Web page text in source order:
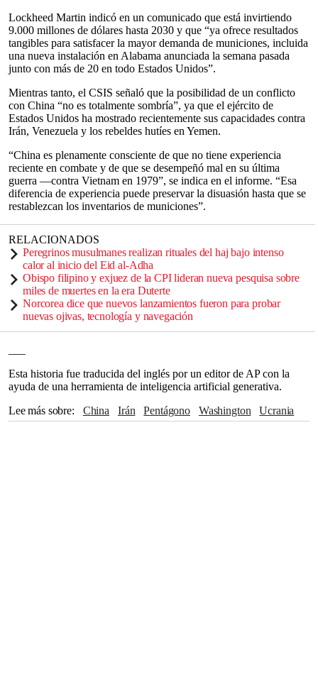
Lockheed Martin indicó en un comunicado que está invirtiendo
9.000 millones de dólares hasta 2030 y que “ya ofrece resultados
tangibles para satisfacer la mayor demanda de municiones, incluida
una nueva instalación en Alabama anunciada la semana pasada
junto con más de 20 en todo Estados Unidos”.
Mientras tanto, el CSIS señaló que la posibilidad de un conflicto
con China “no es totalmente sombría”, ya que el ejército de
Estados Unidos ha mostrado recientemente sus capacidades contra
Irán, Venezuela y los rebeldes hutíes en Yemen.
“China es plenamente consciente de que no tiene experiencia
reciente en combate y de que se desempeñó mal en su última
guerra —contra Vietnam en 1979”, se indica en el informe. “Esa
diferencia de experiencia puede preservar la disuasión hasta que se
restablezcan los inventarios de municiones”.
RELACIONADOS
Peregrinos musulmanes realizan rituales del haj bajo intenso
calor al inicio del Eid al-Adha
Obispo filipino y exjuez de la CPI lideran nueva pesquisa sobre
miles de muertes en la era Duterte
Norcorea dice que nuevos lanzamientos fueron para probar
nuevas ojivas, tecnología y navegación
Esta historia fue traducida del inglés por un editor de AP con la
ayuda de una herramienta de inteligencia artificial generativa.
Lee más sobre
China Irán Pentágono Washington
Ucrania